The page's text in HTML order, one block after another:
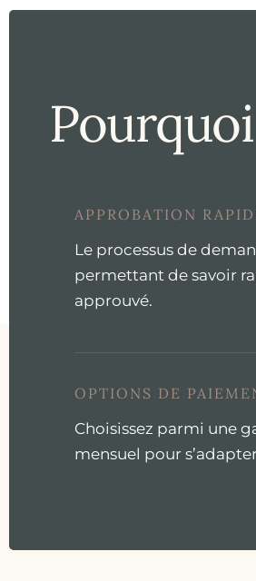
APPROBATION
Le processus de
permettant de savoir
approuvé.
OPTIONS DE
Choisissez parmi une
mensuel pour